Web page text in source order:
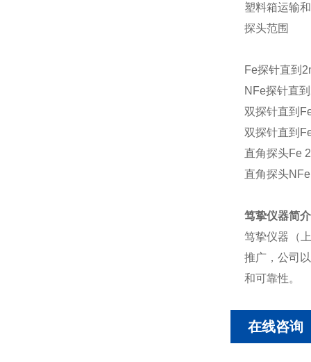
塑料箱运输
探头范围
Fe探针直到
NFe探针直
双探针直到
双探针直到
直角探头Fe
直角探头
笃挚仪器简
笃挚仪器（
推广，公司
和可靠性。
在线咨询